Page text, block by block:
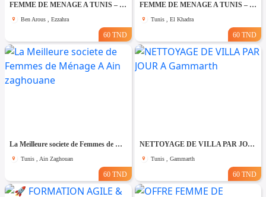
FEMME DE MENAGE A TUNIS – PAR JOUR A Ezzahra
Ben Arous , Ezzahra
60 TND
FEMME DE MENAGE A TUNIS – PAR JOUR A El khadhra
Tunis , El Khadra
60 TND
La Meilleure societe de Femmes de Ménage A Ain zaghouane
Tunis , Ain Zaghouan
60 TND
NETTOYAGE DE VILLA PAR JOUR A Gammarth
Tunis , Gammarth
60 TND